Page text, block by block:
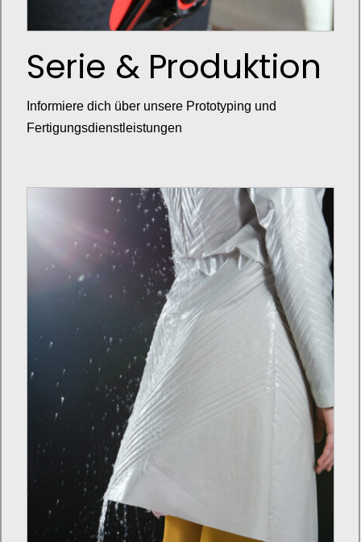
Serie & Produktion
Informiere dich über unsere Prototyping und
Fertigungsdienstleistungen